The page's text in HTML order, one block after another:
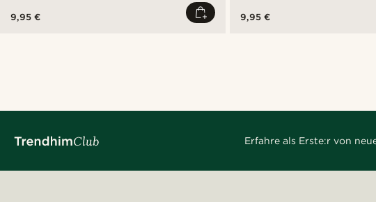
9,95 € 9,95 €
Erfahre als Erste:r von